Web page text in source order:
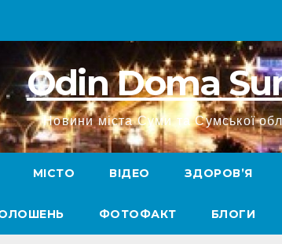
Odin Doma
Новини міста Суми та Сумської
МІСТО ВІДЕО ЗДОРОВ’Я
ФОТОФАКТ БЛОГИ